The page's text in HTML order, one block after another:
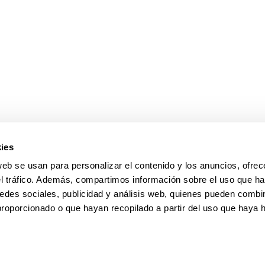
se usan para personalizar el contenido y los anuncios,
tráfico. Además, compartimos información sobre el uso que
sociales, publicidad y análisis web, quienes pueden
o que hayan recopilado a partir del uso que haya